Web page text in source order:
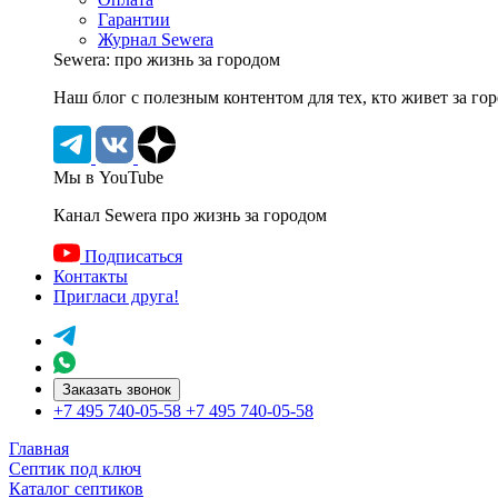
Гарантии
Журнал Sewera
Sewera: про жизнь за городом
Наш блог c полезным контентом для тех, кто живет за
Мы в YouTube
Канал Sewera про жизнь за городом
Подписаться
Контакты
Пригласи друга!
Заказать звонок
+7 495 740-05-58 +7 495 740-05-58
Главная
Септик под ключ
Каталог септиков